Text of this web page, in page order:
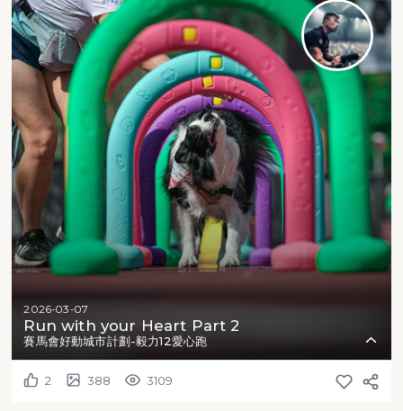
2026-03-07
Run with your Heart Part 2
賽馬會好動城市計劃-毅力12愛心跑
2 388 3109